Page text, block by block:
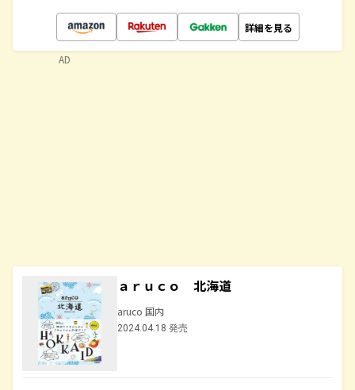
詳細を見る
ａｒｕｃｏ 北海道
aruco 国内
2024.04.18 発売
AD